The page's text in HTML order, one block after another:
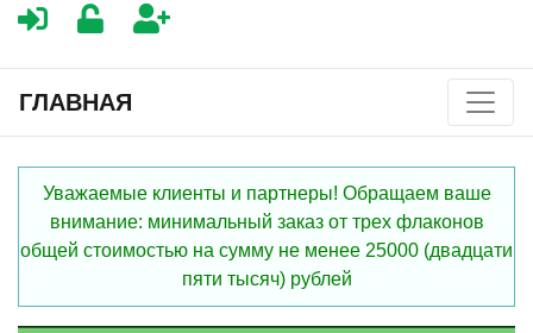
ГЛАВНАЯ
Уважаемые клиенты и партнеры! Обращаем ваше
внимание: минимальный заказ от трех флаконов
общей стоимостью на сумму не менее 25000 (двадцати
пяти тысяч) рублей